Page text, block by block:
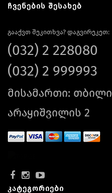
ჩვენების შესახებ
გააქვთ შეკითხვა? დაგვირეკეთ:
(032) 2 228080
(032) 2 999993
მისამართი:
არაყიშვილის 2
კატეგორიები